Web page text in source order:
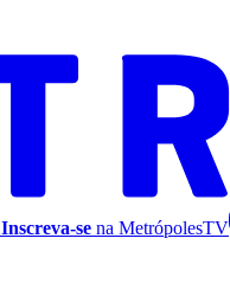
Inscreva-se na MetrópolesTV